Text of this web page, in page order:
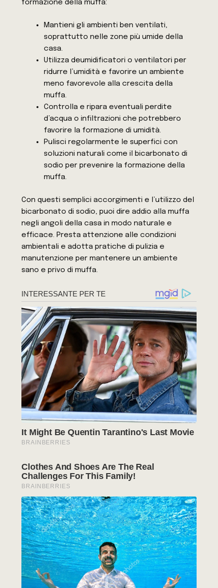
formazione della muffa:
Mantieni gli ambienti ben ventilati,
soprattutto nelle zone più umide della
casa.
Utilizza deumidificatori o ventilatori per
ridurre l’umidità e favorire un ambiente
meno favorevole alla crescita della
muffa.
Controlla e ripara eventuali perdite
d’acqua o infiltrazioni che potrebbero
favorire la formazione di umidità.
Pulisci regolarmente le superfici con
soluzioni naturali come il bicarbonato di
sodio per prevenire la formazione della
muffa.
Con questi semplici accorgimenti e l’utilizzo del
bicarbonato di sodio, puoi dire addio alla muffa
negli angoli della casa in modo naturale e
efficace. Presta attenzione alle condizioni
ambientali e adotta pratiche di pulizia e
manutenzione per mantenere un ambiente
sano e privo di muffa.